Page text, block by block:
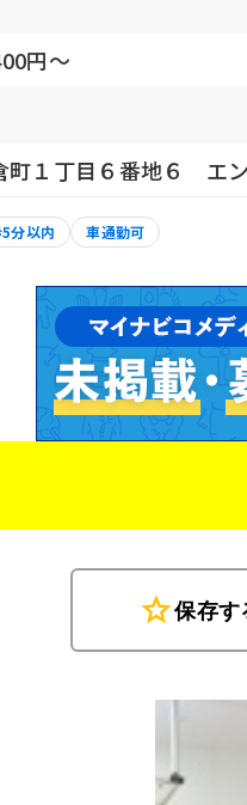
円〜
町１丁目６番地６ エ
分以内 車通勤可
star保存す